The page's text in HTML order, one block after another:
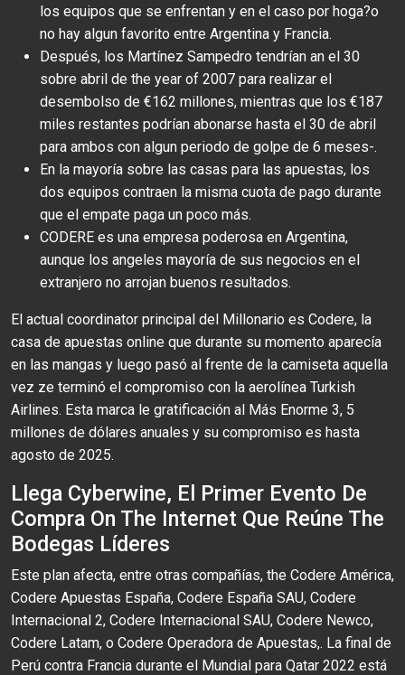
los equipos que se enfrentan y en el caso por hoga?o
no hay algun favorito entre Argentina y Francia.
Después, los Martínez Sampedro tendrían an el 30
sobre abril de the year of 2007 para realizar el
desembolso de €162 millones, mientras que los €187
miles restantes podrían abonarse hasta el 30 de abril
para ambos con algun periodo de golpe de 6 meses-.
En la mayoría sobre las casas para las apuestas, los
dos equipos contraen la misma cuota de pago durante
que el empate paga un poco más.
CODERE es una empresa poderosa en Argentina,
aunque los angeles mayoría de sus negocios en el
extranjero no arrojan buenos resultados.
El actual coordinator principal del Millonario es Codere, la
casa de apuestas online que durante su momento aparecía
en las mangas y luego pasó al frente de la camiseta aquella
vez ze terminó el compromiso con la aerolínea Turkish
Airlines. Esta marca le gratificación al Más Enorme 3, 5
millones de dólares anuales y su compromiso es hasta
agosto de 2025.
Llega Cyberwine, El Primer Evento De
Compra On The Internet Que Reúne The
Bodegas Líderes
Este plan afecta, entre otras compañías, the Codere América,
Codere Apuestas España, Codere España SAU, Codere
Internacional 2, Codere Internacional SAU, Codere Newco,
Codere Latam, o Codere Operadora de Apuestas,. La final de
Perú contra Francia durante el Mundial para Qatar 2022 está